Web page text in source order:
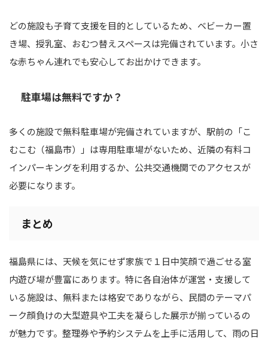
どの施設も子育て支援を目的としているため、ベビーカー置
き場、授乳室、おむつ替えスペースは完備されています。小さ
な赤ちゃん連れでも安心してお出かけできます。
駐車場は無料ですか？
多くの施設で無料駐車場が完備されていますが、駅前の「こ
むこむ（福島市）」は専用駐車場がないため、近隣の有料コ
インパーキングを利用するか、公共交通機関でのアクセスが
必要になります。
まとめ
福島県には、天候を気にせず家族で１日中笑顔で過ごせる室
内遊び場が豊富にあります。特に各自治体が運営・支援して
いる施設は、無料または格安でありながら、民間のテーマパ
ーク顔負けの大型遊具や工夫を凝らした展示が揃っているの
が魅力です。整理券や予約システムを上手に活用して、雨の日